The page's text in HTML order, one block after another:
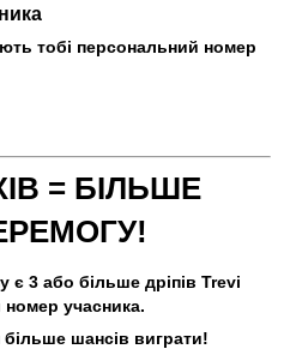
тобі персональний номер
= БІЛЬШЕ
є 3 або більше дріпів Trevi
учасника.
шансів виграти!